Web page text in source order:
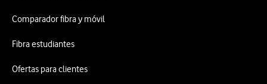
Comparador fibra y móvil
Fibra estudiantes
Ofertas para clientes